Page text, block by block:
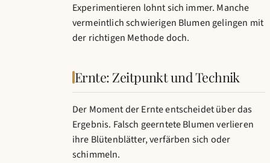
Experimentieren lohnt sich immer. Manche
vermeintlich schwierigen Blumen gelingen mit
der richtigen Methode doch.
Ernte: Zeitpunkt und Technik
Der Moment der Ernte entscheidet über das
Ergebnis. Falsch geerntete Blumen verlieren
ihre Blütenblätter, verfärben sich oder
schimmeln.